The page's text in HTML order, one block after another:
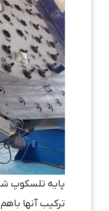
پایه تلسکوپ
ترکیب آنها